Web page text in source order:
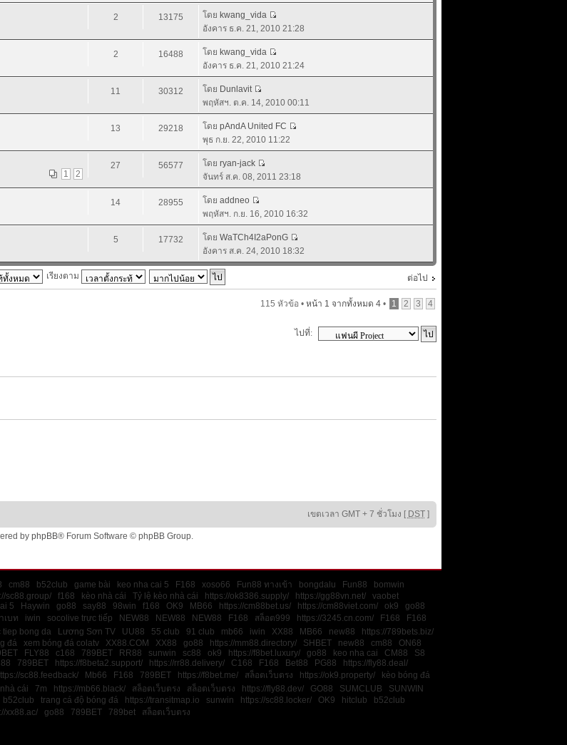
2 13175 โดย kwang_vida
อังคาร ธ.ค. 21, 2010 21:28
2 16488 โดย kwang_vida
อังคาร ธ.ค. 21, 2010 21:24
11 30312 โดย Dunlavit
พฤหัสฯ. ต.ค. 14, 2010 00:11
13 29218 โดย pAndA United FC
พุธ ก.ย. 22, 2010 11:22
1
2
27 56577 โดย ryan-jack
จันทร์ ส.ค. 08, 2011 23:18
14 28955 โดย addneo
พฤหัสฯ. ก.ย. 16, 2010 16:32
5 17732 โดย WaTCh4I2aPonG
อังคาร ส.ค. 24, 2010 18:32
ต่อไป
เรียงตาม
115 หัวข้อ • หน้า 1 จากทั้งหมด 4• 1 2 3 4
ไปที่:
เขตเวลา GMT + 7 ชั่วโมง [ DST]
by phpBB® Forum Software © phpBB Group.
cm88 b52club game bài keo nha cai 5 F168 xoso66 Fun88 ทางเข้า bongdalu Fun88
bomwin
sc88.group/ f168 kèo nhà cái Tỷ lệ kèo nhà cái https://ok8386.supply/ https://gg88vn.net/
vaobet
5 Haywin go88 say88 98win f168 OK9 MB66 https://cm88bet.us/ https://cm88viet.com/ ok9
go88
เบท iwin socolive trực tiếp NEW88 NEW88 NEW88 F168 สล็อต999 https://3245.cn.com/ F168
F168
tiep bong da Lương Sơn TV UU88 55 club 91 club mb66 iwin XX88 MB66 new88
https://789bets.biz/
đá xem bóng đá colatv XX88.COM XX88 go88 https://mm88.directory/ SHBET new88 cm88
ON68
FLY88 c168 789BET RR88 sunwin sc88 ok9 https://f8bet.luxury/ go88 keo nha cai CM88
S8
789BET https://f8beta2.support/ https://rr88.delivery/ C168 F168 Bet88 PG88
https://fly88.deal/
sc88.feedback/ Mb66 F168 789BET https://f8bet.me/ สล็อตเว็บตรง https://ok9.property/
kèo bóng đá
cái 7m https://mb66.black/ สล็อตเว็บตรง สล็อตเว็บตรง https://fly88.dev/ GO88 SUMCLUB
SUNWIN
b52club trang cá độ bóng đá https://transitmap.io sunwin https://sc88.locker/ OK9 hitclub
b52club
xx88.ac/
go88 789BET 789bet สล็อตเว็บตรง